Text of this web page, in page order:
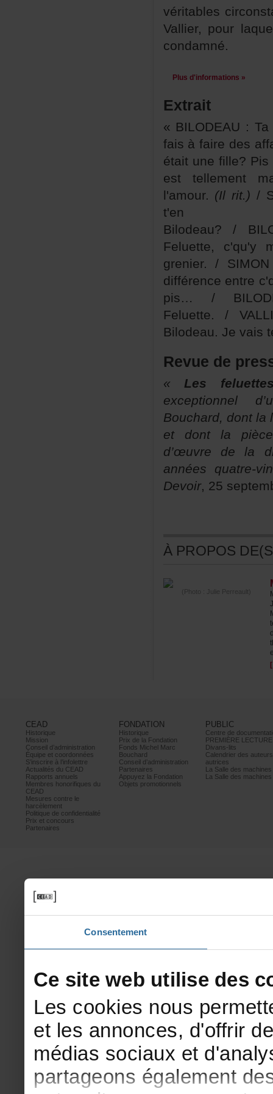
Consentement
condamné.
Plusd'informations»
Extrait
l'amour. (Ilrit.) /
Bilodeau?/
grenier./
pis…/
Feluette./
«
annéesquatre-
Devoir
(Photo:JuliePerreault)
CEAD
Historique
Mission
Conseild’administration
Équipeetcoordonnées
S’inscrireàl’infolettre
ActualitésduCEAD
Rapportsannuels
Membreshonorifiquesdu
CEAD
Mesurescontrele
harcèlement
Politiquedeconfidentialité
Prixetconcours
Partenaires
FONDATION
Historique
PrixdelaFondation
FondsMichelMarc
Bouchard
Conseild’administration
Partenaires
AppuyezlaFondation
Objetspromotionnels
PUBLIC
PREMIÈRELECTURE
Divans-lits
autrices